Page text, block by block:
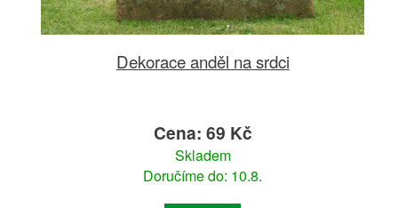
Dekorace anděl na srdci
Cena: 69 Kč
Skladem
Doručíme do: 10.8.